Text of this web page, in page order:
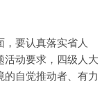
要认真落实省人
活动要求，四级人大
自觉推动者、有力